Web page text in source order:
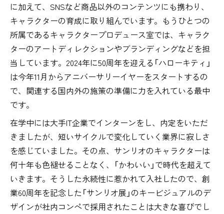
に加えて、SNSなど商品以外のコンテンツにも携わり、
キャラクターの育成に取り組んでいます。もうひとつの
所属であるキャラクタープロデュース室では、キャラク
ターのアートディレクションやブランディングなどを担
当しています。2024年に50周年を迎える「ハローキティ」
は今年11月からアニバーサリーイヤーをスタートするの
で、関連する国内外の施策の準備に力を入れている最中
です。
在学中には大手IT企業でインターンをし、内定をいただ
きましたが、短いサイクルで変化していく業界に寂しさ
を感じていました。その点、サンリオのキャラクターは
何十年も色褪せることなく、「かわいい」で時代を超えて
いきます。そうした永続性に惹かれて入社したので、創
業60周年を記念した「サンリオ展」のキービジュアルのデ
ザインが社内コンペで採用されたことは大きな喜びでし